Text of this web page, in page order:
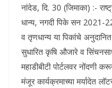
नांदेड, दि. 30 (जिमाका) :-
धान्य, नगदी पिके सन 2021-22
व तृणधान्य या पिकांचे
सुधारित कृषि औजारे व
महाडीबीटी पोर्टलवर नोंदणी
मंजूर कार्यक्रमाच्या मर्यादेत